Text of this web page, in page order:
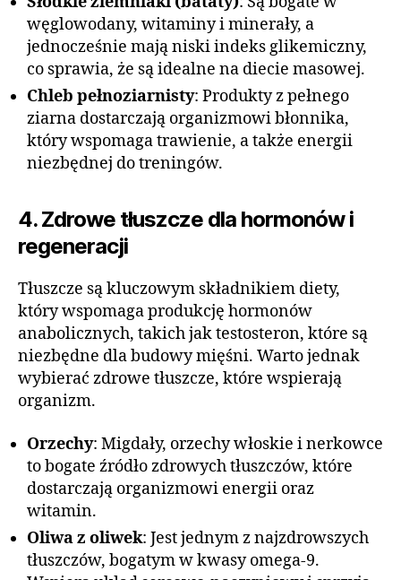
węglowodany, witaminy i minerały, a
jednocześnie mają niski indeks glikemiczny,
co sprawia, że są idealne na diecie masowej.
Chleb pełnoziarnisty: Produkty z pełnego
ziarna dostarczają organizmowi błonnika,
który wspomaga trawienie, a także energii
niezbędnej do treningów.
4. Zdrowe tłuszcze dla hormonów i
regeneracji
Tłuszcze są kluczowym składnikiem diety,
który wspomaga produkcję hormonów
anabolicznych, takich jak testosteron, które są
niezbędne dla budowy mięśni. Warto jednak
wybierać zdrowe tłuszcze, które wspierają
organizm.
Orzechy: Migdały, orzechy włoskie i nerkowce
to bogate źródło zdrowych tłuszczów, które
dostarczają organizmowi energii oraz
witamin.
Oliwa z oliwek: Jest jednym z najzdrowszych
tłuszczów, bogatym w kwasy omega-9.